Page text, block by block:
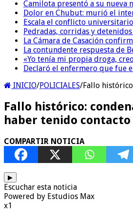
Camilota presentó a su nueva
Dolor en Chubut: murió el
Escala el conflicto
Pedradas, corridas y
La Cámara de Casación
La contundente respuesta de
«Yo tenía mi propia droga,
Declaró el enfermero que fue
INICIO/POLICIALES/Fallo
Fallo histórico:
haber tenido
COMPARTIR NOTICIA
▶
Escuchar esta noticia
Powered by Estudios Max
x1